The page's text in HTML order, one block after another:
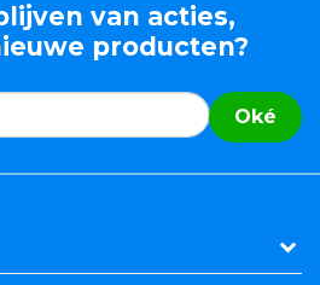
van acties,
producten?
Oké